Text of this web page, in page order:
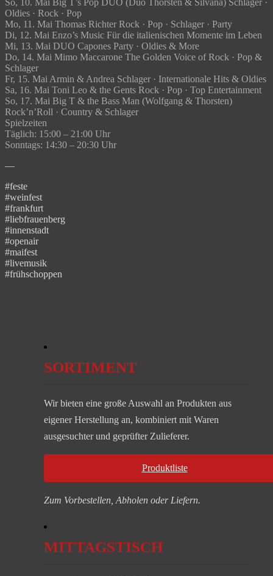
Oldies · Rock · Pop
Mo, 11. Mai Thomas Richter Rock · Pop · Schlager · Party
Di, 12. Mai Enzo’s Music Für die italienischen Momente im Leben
Mi, 13. Mai DUO Capones Party · Oldies & More
Do, 14. Mai Mimo Maccarone The Golden Voice of Rock · Pop &
Schlager
Fr, 15. Mai Armin & Andrea Schlager · Internationale Hits & Oldies
Sa, 16. Mai Toni Leo & the Gents Rock · Pop · Top Entertainment
So, 17. Mai Big T & the Bass Man (Wolfgang & Thorsten)
Rock’n’Roll · Country & Schlager
Spielzeiten
Täglich: 15:00 – 21:00 Uhr
Sonntags: 14:30 – 20:30 Uhr
—
#feste
#weinfest
#frankfurt
#liebfrauenberg
#innenstadt
#openair
#maifest
#livemusik
#frühschoppen
SORTIMENT
Wir bieten eine große Auswahl an Produkten aus
eigener Herstellung an, kombiniert mit Waren
ausgesuchter und geprüfter Zulieferer.
Produktliste
Zum Vorbestellen, Abholen oder Liefern.
MITTAGSTISCH